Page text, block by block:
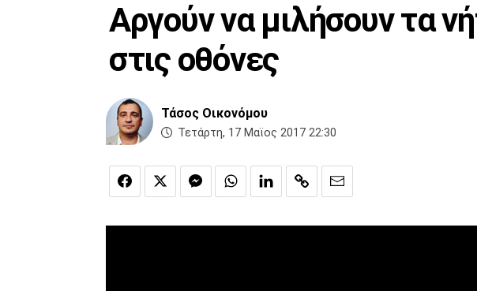
Αργούν να μιλήσουν τα
στις οθόνες
Τάσος Οικονόμου
Τετάρτη, 17 Μαϊος 2017 22:30